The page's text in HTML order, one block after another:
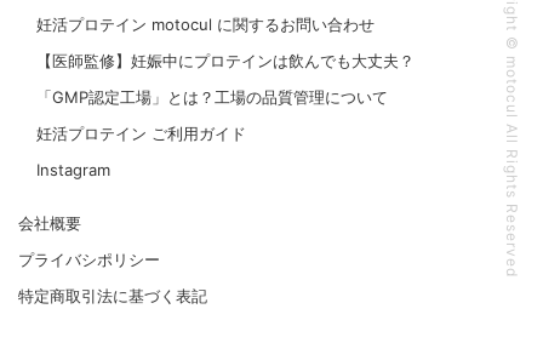
妊活プロテイン motocul に関するお問い合わせ
【医師監修】妊娠中にプロテインは飲んでも大丈夫？
「GMP認定工場」とは？工場の品質管理について
妊活プロテイン ご利用ガイド
Instagram
会社概要
プライバシポリシー
特定商取引法に基づく表記
Copyright © motocul All Rights Reserved